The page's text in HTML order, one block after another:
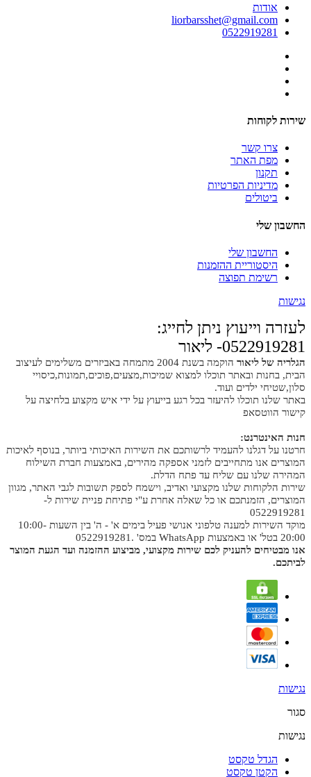
אודות
liorbarsshet@gmail.com
0522919281
שירות לקוחות
צרו קשר
מפת האתר
תקנון
מדיניות הפרטיות
ביטולים
החשבון שלי
החשבון שלי
היסטוריית ההזמנות
רשימת תפוצה
נגישות
לעזרה וייעוץ ניתן לחייג:
0522919281- ליאור
הגלריה של ליאור
הוקמה בשנת 2004 מתמחה באביזרים משלימים לעיצוב
הבית, בחנות ובאתר תוכלו למצוא שמיכות,מצעים,פוכים,תמונות,כיסויי
סלון,שטיחי ילדים ועוד.
באתר שלנו תוכלו להיעזר בכל רגע בייעוץ על ידי איש מקצוע בלחיצה על
קישור הווטסאפ
חנות האינטרנט:
חרטנו על דגלנו להעמיד לרשותכם את השירות האיכותי ביותר, בנוסף לאיכות
המוצרים אנו מתחייבים לזמני אספקה מהירים, באמצעות חברת השילוח
המהירה שלנו עם שליח עד פתח הדלת.
שירות הלקוחות שלנו מקצועי ואדיב, וישמח לספק תשובות לגבי האתר, מגוון
המוצרים, הזמנתכם או כל שאלה אחרת ע"י פתיחת פניית שירות ל-
0522919281
מוקד השירות למענה טלפוני אנושי פעיל בימים א' - ה' בין השעות 10:00-
20:00 בטל' או באמצעות WhatsApp במס' .0522919281
אנו מבטיחים להעניק לכם שירות מקצועי, מביצוע ההזמנה ועד הגעת המוצר
לביתכם.
נגישות
סגור
נגישות
הגדל טקסט
הקטן טקסט